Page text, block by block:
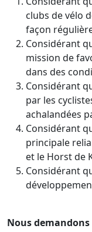
clubs de vélo
façon
Considérant
mission de
dans des
Considérant
par les
achalandées
Considérant
principale
et le Horst de
Considérant
Nous